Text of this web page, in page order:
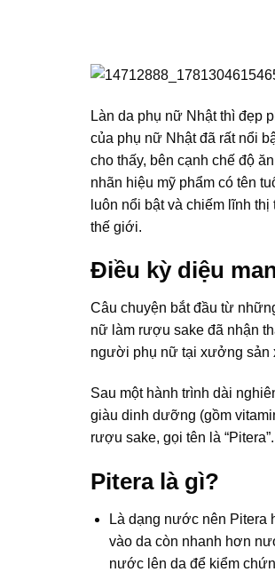
Làn da phụ nữ Nhật thì đẹp
của phụ nữ Nhật đã rất nổi
cho thấy, bên cạnh chế độ
nhãn hiệu mỹ phẩm có tên
luôn nổi bật và chiếm lĩnh
thế giới.
Điều kỳ diệu
Câu chuyện bắt đầu từ
nữ làm rượu sake đã nhận
người phụ nữ tại xưởng sản
Sau một hành trình dài
giàu dinh dưỡng (gồm
rượu sake, gọi tên là “Pitera”.
Pitera là gì?
Là dạng nước nên Pitera
vào da còn nhanh hơn
nước lên da để kiểm